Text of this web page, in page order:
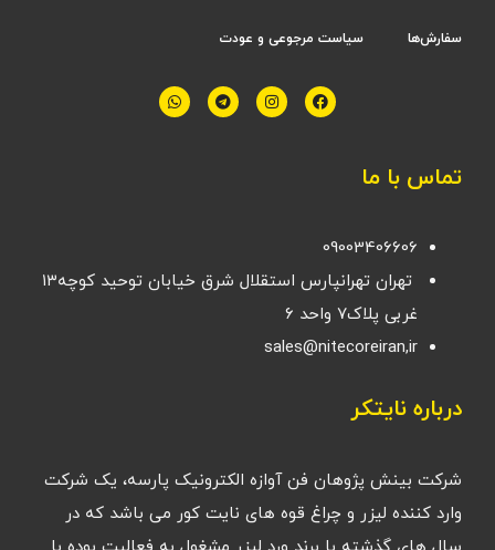
سفارش‌ها سیاست مرجوعی و عودت
تماس با ما
09003406606
تهران تهرانپارس استقلال شرق خیابان توحید کوچه۱۳
غربی پلاک۷ واحد ۶
sales@nitecoreiran,ir
درباره نایتکر
شرکت بینش پژوهان فن آوازه الکترونیک پارسه، یک شرکت
وارد کننده لیزر و چراغ قوه های نایت کور می باشد که در